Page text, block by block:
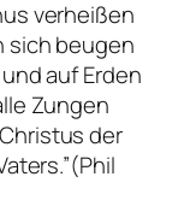
verheißen
sich beugen
auf Erden
Zungen
der